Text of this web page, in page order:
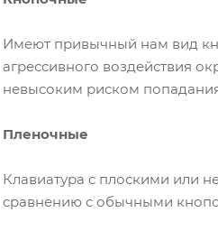
Имеют привычный нам вид
агрессивного воздействия
невысоким риском
Пленочные
Клавиатура с плоскими или
сравнению с обычными